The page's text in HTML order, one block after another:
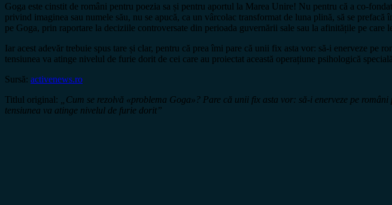
Goga este cinstit de români pentru poezia sa și pentru aportul la Marea Unire! Nu pentru că a co-
privind imaginea sau numele său, nu se apucă, ca un vârcolac transformat de luna plină, să se
pe Goga, prin raportare la deciziile controversate din perioada guvernării sale sau la afinitățile pe
Iar acest adevăr trebuie spus tare și clar, pentru că prea îmi pare că unii fix asta vor: să-i enerveze
tensiunea va atinge nivelul de furie dorit de cei care au proiectat această operațiune psihologică
Sursă: activenews.ro
Titlul original:
„Cum se rezolvă «problema Goga»? Pare că unii fix asta vor: să-i enerveze pe
tensiunea va atinge nivelul de furie dorit”